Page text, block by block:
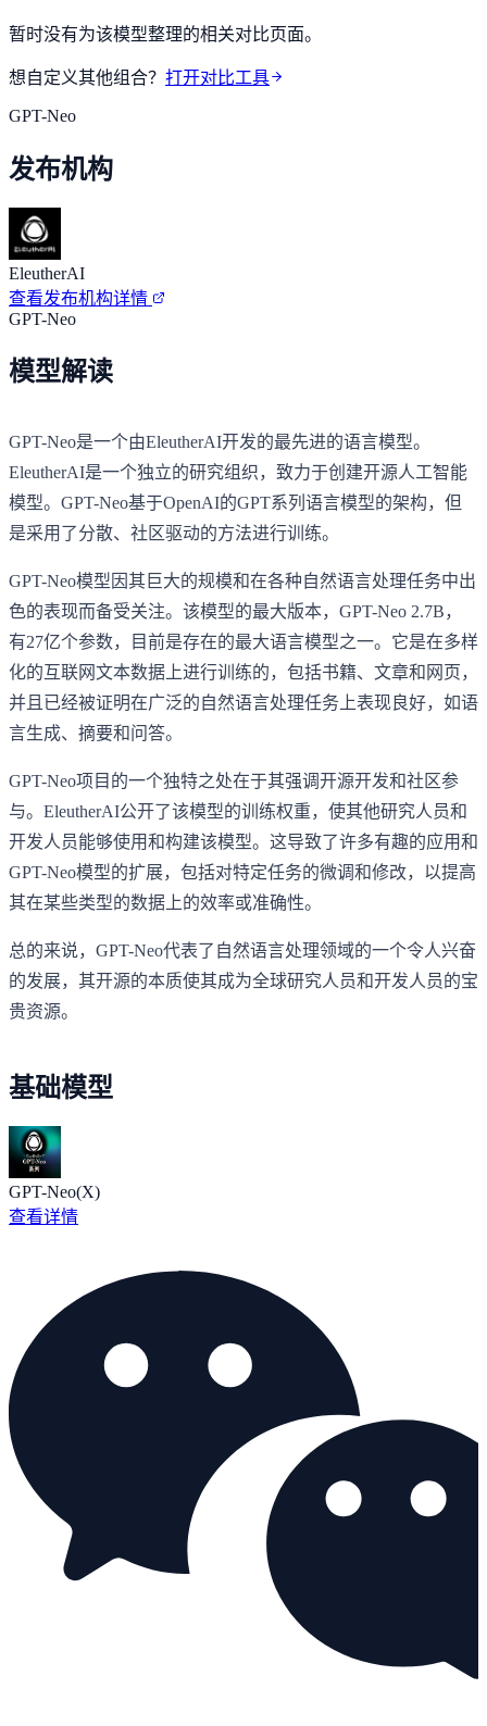
暂时没有为该模型整理的相关对比页面。
想自定义其他组合？ 打开对比工具
GPT-Neo
发布机构
EleutherAI
查看发布机构详情
GPT-Neo
模型解读
GPT-Neo是一个由EleutherAI开发的最先进的语言模型。
EleutherAI是一个独立的研究组织，致力于创建开源人工智能
模型。GPT-Neo基于OpenAI的GPT系列语言模型的架构，但
是采用了分散、社区驱动的方法进行训练。
GPT-Neo模型因其巨大的规模和在各种自然语言处理任务中出
色的表现而备受关注。该模型的最大版本，GPT-Neo 2.7B，
有27亿个参数，目前是存在的最大语言模型之一。它是在多样
化的互联网文本数据上进行训练的，包括书籍、文章和网页，
并且已经被证明在广泛的自然语言处理任务上表现良好，如语
言生成、摘要和问答。
GPT-Neo项目的一个独特之处在于其强调开源开发和社区参
与。EleutherAI公开了该模型的训练权重，使其他研究人员和
开发人员能够使用和构建该模型。这导致了许多有趣的应用和
GPT-Neo模型的扩展，包括对特定任务的微调和修改，以提高
其在某些类型的数据上的效率或准确性。
总的来说，GPT-Neo代表了自然语言处理领域的一个令人兴奋
的发展，其开源的本质使其成为全球研究人员和开发人员的宝
贵资源。
基础模型
GPT-Neo(X)
查看详情